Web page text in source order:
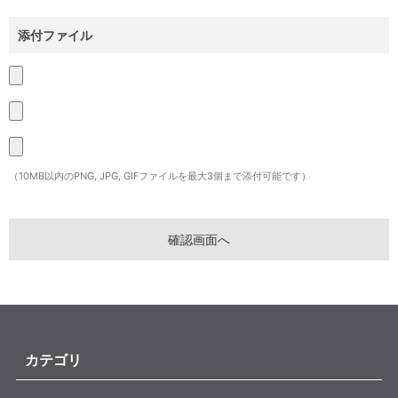
添付ファイル
（10MB以内のPNG, JPG, GIFファイルを最大3個まで添付可能です）
カテゴリ